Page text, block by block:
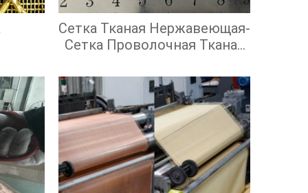
Сетка Тканая Нержавеющая-
Сетка Проволочная Тканая